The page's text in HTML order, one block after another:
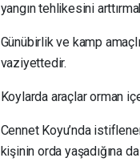
yangın tehlikesini
Günübirlik ve kamp
vaziyettedir.
Koylarda araçlar orman
Cennet Koyu’nda
kişinin orda yaşadığına